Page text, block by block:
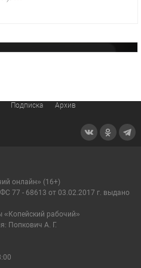
главным героем нового
Подписка
Архив
онлайн» (16+)
77 - 68613 от 03.02.2017 г. выдано
«Копейский рабочий»
Попкович А. Г.